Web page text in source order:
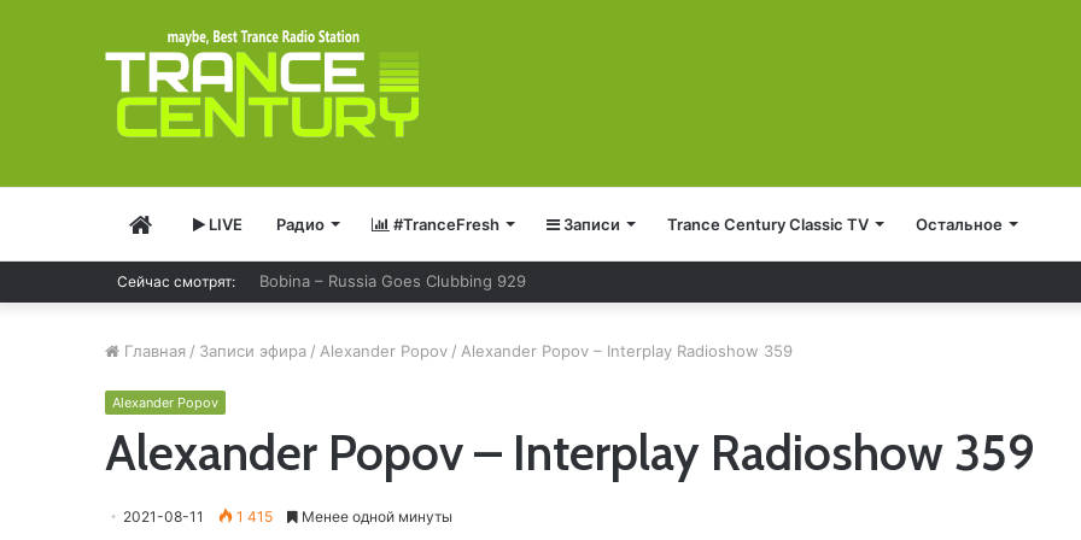
ГлавнаяLIVE Радио #TranceFresh Записи Trance Century Classic TV Остальное
Сейчас смотрят:
Bobina – Russia Goes Clubbing 929
Главная / Записи эфира / Alexander Popov / Alexander Popov – Interplay Radioshow 359
Alexander Popov
Alexander Popov – Interplay Radioshow 359
2021-08-11 1 415 Менее одной минуты